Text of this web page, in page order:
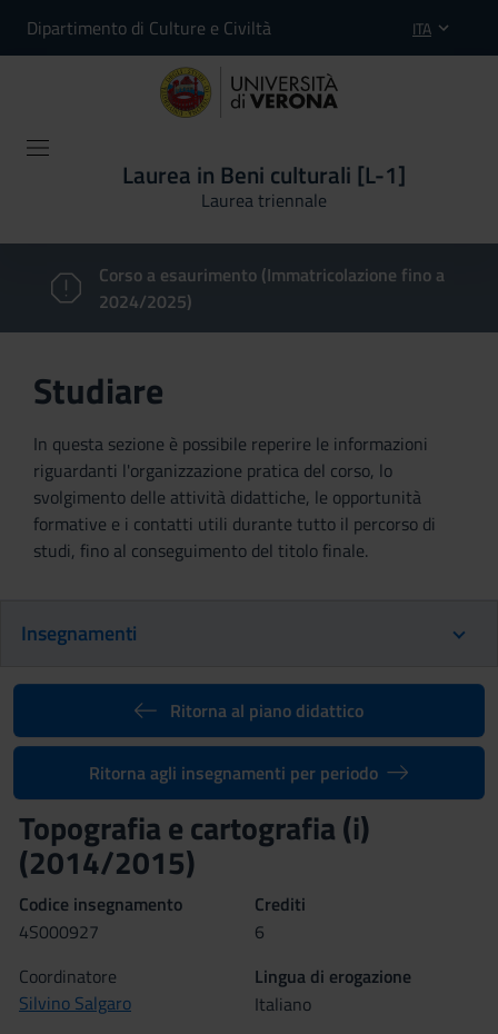
Dipartimento di Culture e Civiltà ITA
Laurea in Beni culturali [L-1]
Laurea triennale
Corso a esaurimento (Immatricolazione fino a
2024/2025)
Studiare
In questa sezione è possibile reperire le informazioni
riguardanti l'organizzazione pratica del corso, lo
svolgimento delle attività didattiche, le opportunità
formative e i contatti utili durante tutto il percorso di
studi, fino al conseguimento del titolo finale.
Insegnamenti
Ritorna al piano didattico
Ritorna agli insegnamenti per periodo
Topografia e cartografia (i)
(2014/2015)
Codice insegnamento
4S000927
Crediti
6
Coordinatore
Silvino Salgaro
Lingua di erogazione
Italiano